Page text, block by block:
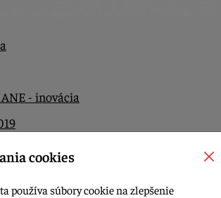
- inovácia
2023cookies
používa súbory cookie na zlepšenie